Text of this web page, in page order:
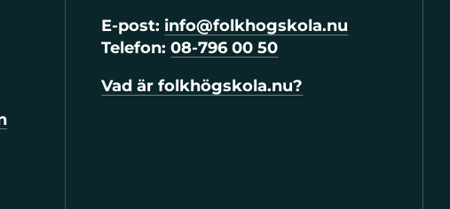
E-post: info@folkhogskola.nu
Telefon: 08-796 00 50
Vad är folkhögskola.nu?